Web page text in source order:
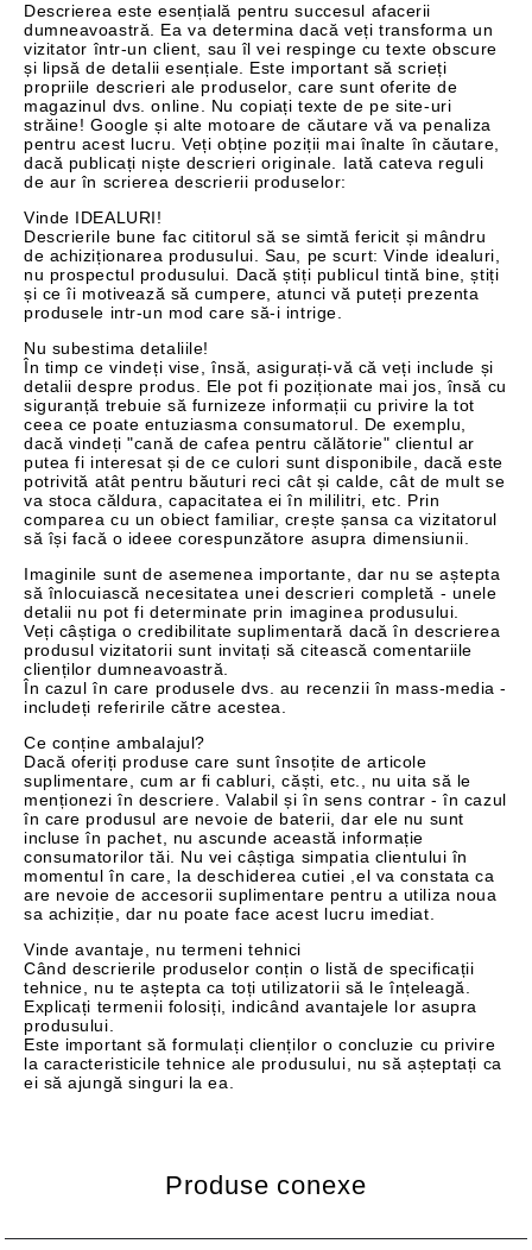
Descrierea este esențială pentru succesul afacerii
dumneavoastră. Ea va determina dacă veți transforma un
vizitator într-un client, sau îl vei respinge cu texte obscure
și lipsă de detalii esențiale. Este important să scrieți
propriile descrieri ale produselor, care sunt oferite de
magazinul dvs. online. Nu copiați texte de pe site-uri
străine! Google și alte motoare de căutare vă va penaliza
pentru acest lucru. Veți obține poziții mai înalte în căutare,
dacă publicați niște descrieri originale. Iată cateva reguli
de aur în scrierea descrierii produselor:
Vinde IDEALURI!
Descrierile bune fac cititorul să se simtă fericit și mândru
de achiziționarea produsului. Sau, pe scurt: Vinde idealuri,
nu prospectul produsului. Dacă știți publicul tintă bine, știți
și ce îi motivează să cumpere, atunci vă puteți prezenta
produsele intr-un mod care să-i intrige.
Nu subestima detaliile!
În timp ce vindeți vise, însă, asigurați-vă că veți include și
detalii despre produs. Ele pot fi poziționate mai jos, însă cu
siguranță trebuie să furnizeze informații cu privire la tot
ceea ce poate entuziasma consumatorul. De exemplu,
dacă vindeți "cană de cafea pentru călătorie" clientul ar
putea fi interesat și de ce culori sunt disponibile, dacă este
potrivită atât pentru băuturi reci cât și calde, cât de mult se
va stoca căldura, capacitatea ei în mililitri, etc. Prin
comparea cu un obiect familiar, crește șansa ca vizitatorul
să își facă o ideee corespunzătore asupra dimensiunii.
Imaginile sunt de asemenea importante, dar nu se aștepta
să înlocuiască necesitatea unei descrieri completă - unele
detalii nu pot fi determinate prin imaginea produsului.
Veți câștiga o credibilitate suplimentară dacă în descrierea
produsul vizitatorii sunt invitați să citească comentariile
clienților dumneavoastră.
În cazul în care produsele dvs. au recenzii în mass-media -
includeți referirile către acestea.
Ce conține ambalajul?
Dacă oferiți produse care sunt însoțite de articole
suplimentare, cum ar fi cabluri, căști, etc., nu uita să le
menționezi în descriere. Valabil și în sens contrar - în cazul
în care produsul are nevoie de baterii, dar ele nu sunt
incluse în pachet, nu ascunde această informație
consumatorilor tăi. Nu vei câștiga simpatia clientului în
momentul în care, la deschiderea cutiei ,el va constata ca
are nevoie de accesorii suplimentare pentru a utiliza noua
sa achiziție, dar nu poate face acest lucru imediat.
Vinde avantaje, nu termeni tehnici
Când descrierile produselor conțin o listă de specificații
tehnice, nu te aștepta ca toți utilizatorii să le înțeleagă.
Explicați termenii folosiți, indicând avantajele lor asupra
produsului.
Este important să formulați clienților o concluzie cu privire
la caracteristicile tehnice ale produsului, nu să așteptați ca
ei să ajungă singuri la ea.
Produse conexe